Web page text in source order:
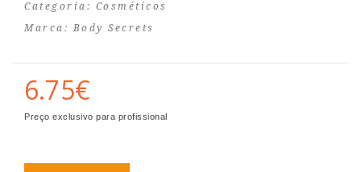
Categoria: Cosméticos
Marca: Body Secrets
6.75€
Preço exclusivo para profissional